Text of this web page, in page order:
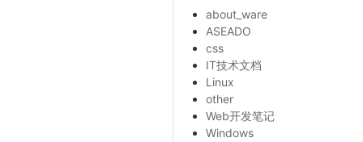
about_ware
ASEADO
css
IT技术文档
Linux
other
Web开发笔记
Windows